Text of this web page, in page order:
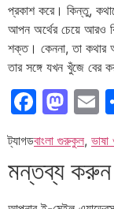
প্রকাশ করে। কিন্তু,
আপন অর্থের চেয়ে আরও
শক্ত। কেননা, তা কথার
তার সঙ্গে যখন খুঁজে বের
ট্যাগডবাংলা গুরুকুল, ভাষা
মন্তব্য করুন